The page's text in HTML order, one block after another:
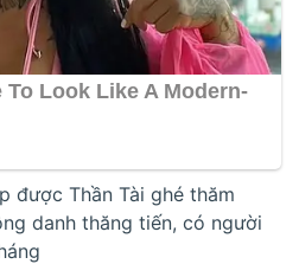
được Thần Tài ghé thăm
danh thăng tiến, có người